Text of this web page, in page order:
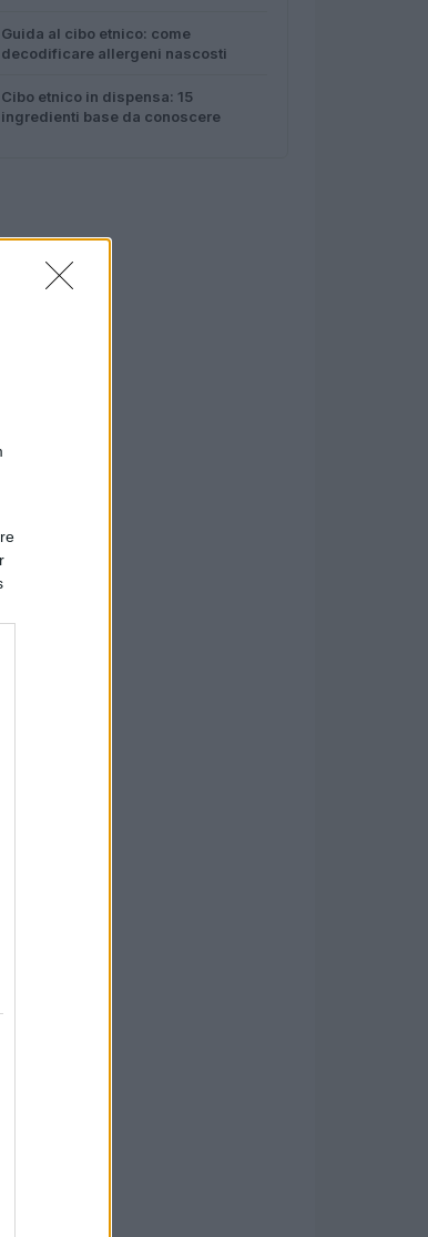
Guida al cibo etnico: come
decodificare allergeni nascosti
Cibo etnico in dispensa: 15
ingredienti base da conoscere